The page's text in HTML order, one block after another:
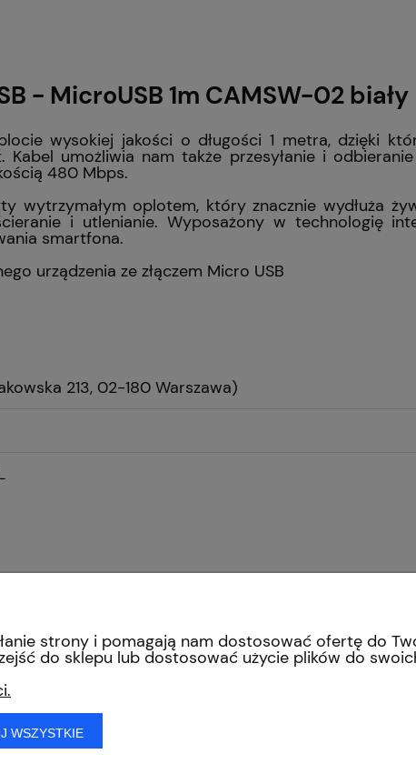
- MicroUSB 1m CAMSW-02 biały
wysokiej jakości o długości 1 metra, dzięki
Kabel umożliwia nam także przesyłanie i
480 Mbps.
wytrzymałym oplotem, który znacznie wydłuża
i utlenianie. Wyposażony w technologię
smartfona.
urządzenia ze złączem Micro USB
nie zawiera ewentualnych
213, 02-180 Warszawa)
Regulamin sklepu
Polityka prywatności
Formy
strony i pomagają nam dostosować ofertę do
do sklepu lub dostosować użycie plików do
WSZYSTKIE